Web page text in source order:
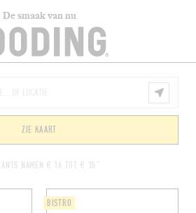
De smaak van nu
NAMEN € 16 TOT € 35"
ZIE KAART
BISTRO